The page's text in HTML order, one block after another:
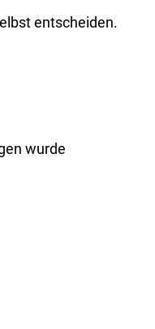
entscheiden.
wurde